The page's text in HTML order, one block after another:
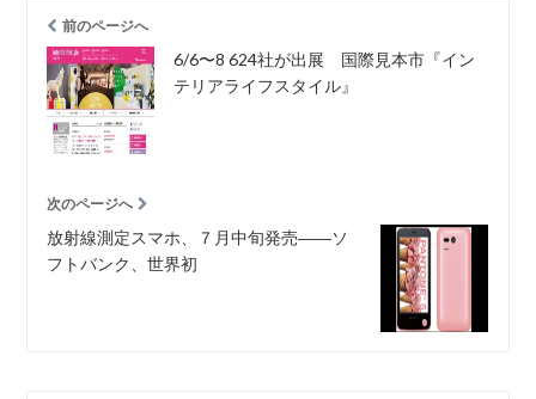
前のページへ
6/6〜8 624社が出展 国際見本市『イン
テリアライフスタイル』
次のページへ
放射線測定スマホ、７月中旬発売――ソ
フトバンク、世界初